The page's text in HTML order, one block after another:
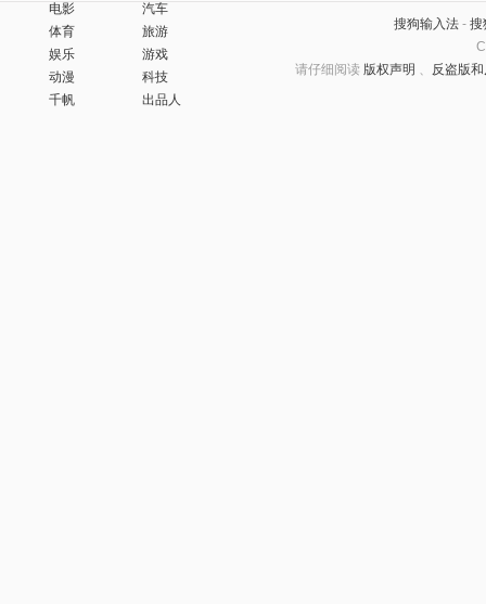
电影
体育
娱乐
动漫
千帆
汽车
旅游
游戏
科技
出品人
搜狗输入法- 搜
请仔细阅读 版权声明 、 反盗版